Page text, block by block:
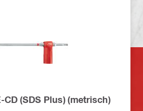
(SDS Plus) (metrisch)